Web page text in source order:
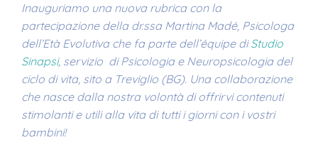
Inauguriamo una nuova rubrica con la
partecipazione della dr.ssa Martina Madé, Psicologa
dell’Età Evolutiva che fa parte dell’équipe diStudio
Sinapsi, servizio di Psicologia e Neuropsicologia del
ciclo di vita, sito a Treviglio (BG). Una collaborazione
che nasce dalla nostra volontà di offrirvi contenuti
stimolanti e utili alla vita di tutti i giorni con i vostri
bambini!